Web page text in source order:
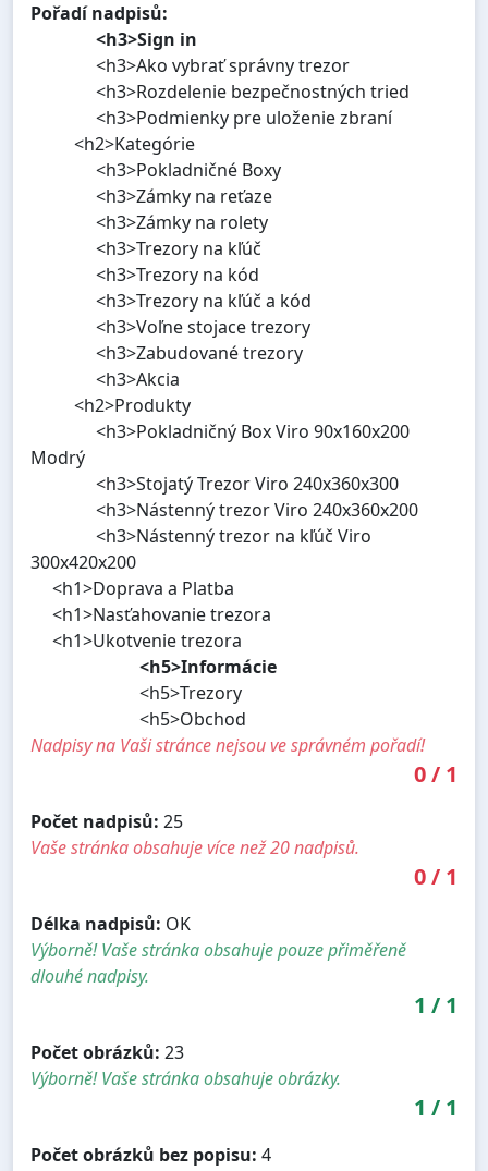
Pořadí nadpisů:
<h3>Sign in
<h3>Ako vybrať správny trezor
<h3>Rozdelenie bezpečnostných tried
<h3>Podmienky pre uloženie zbraní
<h2>Kategórie
<h3>Pokladničné Boxy
<h3>Zámky na reťaze
<h3>Zámky na rolety
<h3>Trezory na kľúč
<h3>Trezory na kód
<h3>Trezory na kľúč a kód
<h3>Voľne stojace trezory
<h3>Zabudované trezory
<h3>Akcia
<h2>Produkty
<h3>Pokladničný Box Viro 90x160x200
Modrý
<h3>Stojatý Trezor Viro 240x360x300
<h3>Nástenný trezor Viro 240x360x200
<h3>Nástenný trezor na kľúč Viro
300x420x200
<h1>Doprava a Platba
<h1>Nasťahovanie trezora
<h1>Ukotvenie trezora
<h5>Informácie
<h5>Trezory
<h5>Obchod
Nadpisy na Vaši stránce nejsou ve správném pořadí!
0/ 1
Počet nadpisů: 25
Vaše stránka obsahuje více než 20 nadpisů.
0/ 1
Délka nadpisů: OK
Výborně! Vaše stránka obsahuje pouze přiměřeně
dlouhé nadpisy.
1 / 1
Počet obrázků: 23
Výborně! Vaše stránka obsahuje obrázky.
1 / 1
Počet obrázků bez popisu: 4